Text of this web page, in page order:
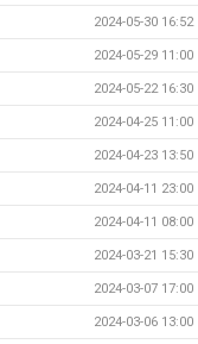
2024-05-30 16:52
2024-05-29 11:00
2024-05-22 16:30
2024-04-25 11:00
2024-04-23 13:50
2024-04-11 23:00
2024-04-11 08:00
2024-03-21 15:30
2024-03-07 17:00
2024-03-06 13:00